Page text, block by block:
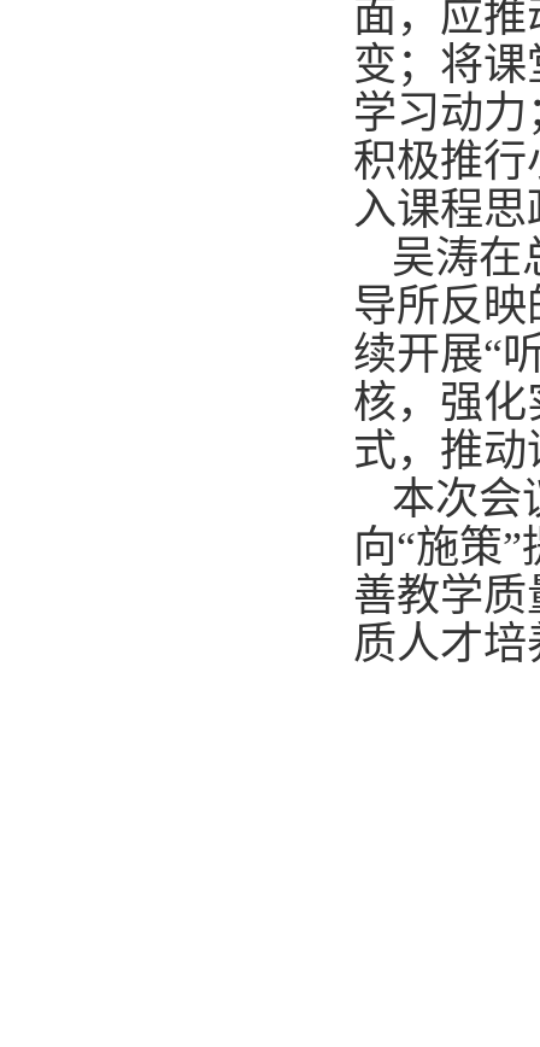
面，应推
变；将
学习动
积极推
入课程思
吴涛在
导所反
续开展“
核，强
式，推动
本次会
向“施策
善教学
质人才